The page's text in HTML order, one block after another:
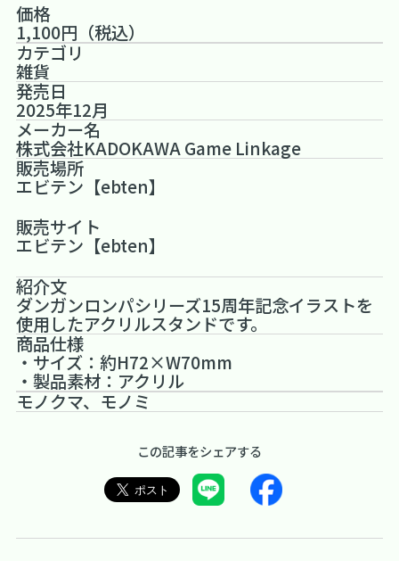
価格
1,100円（税込）
カテゴリ
雑貨
発売日
2025年12月
メーカー名
株式会社KADOKAWA Game Linkage
販売場所
エビテン【ebten】
販売サイト
エビテン【ebten】
紹介文
ダンガンロンパシリーズ15周年記念イラストを
使用したアクリルスタンドです。
商品仕様
・サイズ：約H72×W70mm
・製品素材：アクリル
モノクマ、モノミ
この記事をシェアする